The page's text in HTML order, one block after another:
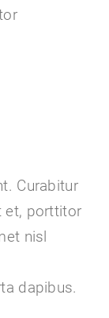
Curabitur
et, porttitor
nisl
dapibus.